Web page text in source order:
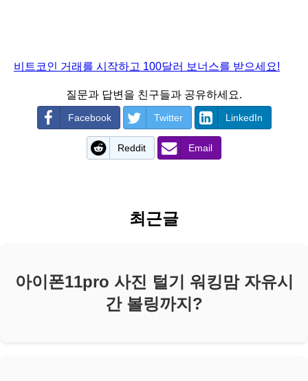
비트코인 거래를 시작하고 100달러 보너스를 받으세요!
질문과 답변을 친구들과 공유하세요.
Facebook Twitter LinkedIn
Reddit Email
최근글
아이폰11pro 사진 털기 워킹맘 자유시
간 볼링까지?